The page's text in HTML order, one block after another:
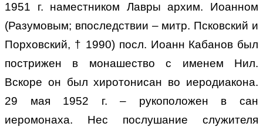
1951 г. наместником Лавры архим. Иоанном
(Разумовым; впоследствии – митр. Псковский и
Порховский, † 1990) посл. Иоанн Кабанов был
пострижен в монашество с именем Нил.
Вскоре он был хиротонисан во иеродиакона.
29 мая 1952 г. – рукоположен в сан
иеромонаха. Нес послушание служителя